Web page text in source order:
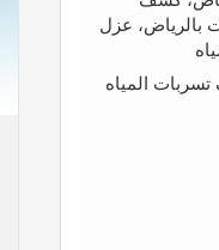
بالرياض، عزل
المياه